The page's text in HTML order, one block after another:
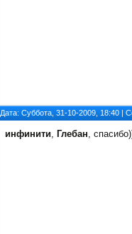
Дата: Суббота, 31-10-2009, 18:40 |
инфинити, Глебан,